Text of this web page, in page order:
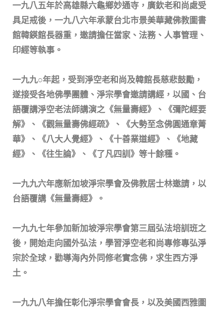
一九八五年於高雄縣六龜鄉妙通寺，廣欽老和尚處受
具足戒後，一九八六年承蒙台北市景美華藏佛教圖書
館韓鍈館長器重，邀請擔任當家、法務、人事管理、
印經等執事。
一九九○年起，受到淨空老和尚及韓館長慈悲鼓勵，
遂接受各地佛學團體、淨宗學會邀請講經，以國、台
語覆講淨空老法師講演之《無量壽經》、《彌陀經要
解》、《觀無量壽佛經疏》、《大勢至念佛圓通章菁
華》、《八大人覺經》、《十善業道經》、《地藏
經》、《往生論》、《了凡四訓》等十餘種。
一九九六年應新加坡淨宗學會及佛教居士林邀請，以
台語覆講《無量壽經》。
一九九七年參加新加坡淨宗學會第三屆弘法培訓班之
後，開始走向國外弘法，學習淨空老和尚專修專弘淨
宗於全球，勸導海內外同修老實念佛，求生西方淨
土。
一九九八年擔任彰化淨宗學會會長，以及美國西雅圖